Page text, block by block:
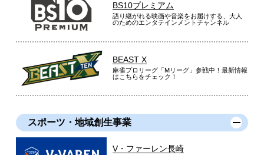
BS10プレミアム
語り継がれる映画や音楽をお届けする、大人
のためのエンタテインメントチャンネル
BEAST X
麻雀プロリーグ「Mリーグ」参戦中！最新情報
はこちらをチェック！
スポーツ・地域創生事業
V・ファーレン長崎